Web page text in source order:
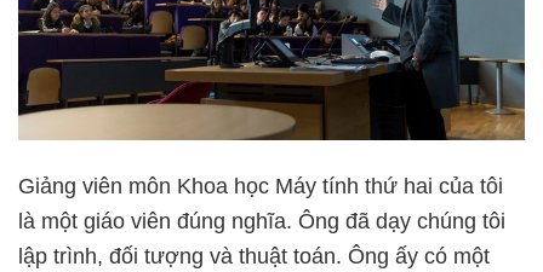
Giảng viên môn Khoa học Máy tính thứ hai của tôi
là một giáo viên đúng nghĩa. Ông đã dạy chúng tôi
lập trình, đối tượng và thuật toán. Ông ấy có một